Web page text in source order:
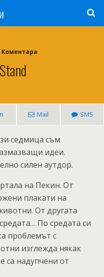
Коментара
Mail SMS
седмица съм
идеи.
силен аутдор.
на Пекин. От
плакати на
От другата
По средата си
проблемът с
изглежда някак
са надупчени от